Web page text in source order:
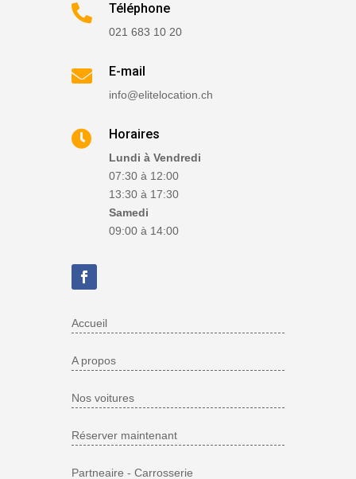
 Téléphone
021 683 10 20
 E-mail
info@elitelocation.ch
 Horaires
Lundi à Vendredi
07:30 à 12:00
13:30 à 17:30
Samedi
09:00 à 14:00
Accueil
A propos
Nos voitures
Réserver maintenant
Partneaire - Carrosserie